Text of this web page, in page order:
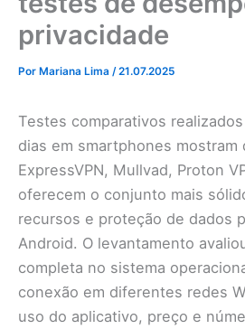
privacidade
Por Mariana Lima /21.07.2025
Testes comparativos
dias em smartphones mostram
ExpressVPN, Mullvad, Proton
oferecem o conjunto mais
recursos e proteção de dados
Android. O levantamento
completa no sistema
conexão em diferentes redes
uso do aplicativo, preço e